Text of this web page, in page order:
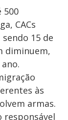
500
CACs
15 de
diminuem,
às
armas.
responsável